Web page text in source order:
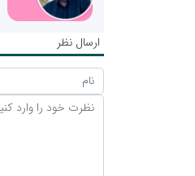
ارسال نظر